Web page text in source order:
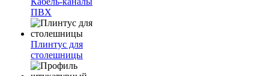
ПВХ
Плинтус для
столешницы